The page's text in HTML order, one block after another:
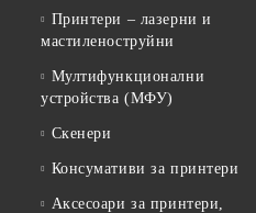
Принтери – лазерни и
мастиленоструйни
Мултифункционални
устройства (МФУ)
Скенери
Консумативи за принтери
Аксесоари за принтери,